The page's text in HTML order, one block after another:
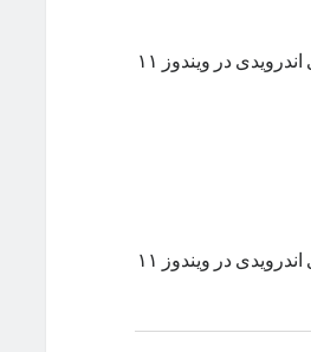
به‌گفته‌ی مایکروسافت، سال آینده شاهد توقف پشتیبانی از اپلیکیشن‌های اندرویدی در ویندوز ۱۱
به‌گفته‌ی مایکروسافت، سال آینده شاهد توقف پشتیبانی از اپلیکیشن‌های اندرویدی در ویندوز ۱۱